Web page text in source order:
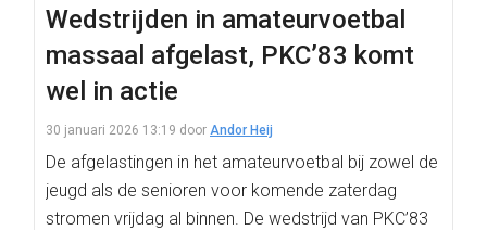
Wedstrijden in amateurvoetbal
massaal afgelast, PKC’83 komt
wel in actie
30 januari 2026 13:19 door Andor Heij
De afgelastingen in het amateurvoetbal bij zowel de
jeugd als de senioren voor komende zaterdag
stromen vrijdag al binnen. De wedstrijd van PKC’83